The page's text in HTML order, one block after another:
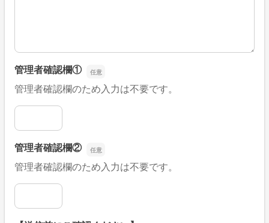
管理者確認欄①
管理者確認欄のため入力は不要です。
管理者確認欄①
管理者確認欄②
管理者確認欄のため入力は不要です。
管理者確認欄②